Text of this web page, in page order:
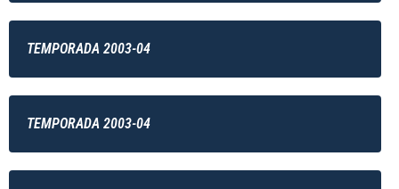
TEMPORADA 2003-04
TEMPORADA 2003-04